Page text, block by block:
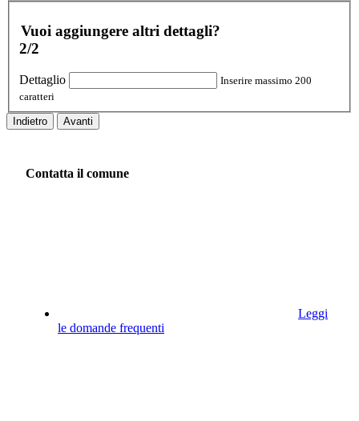
Vuoi aggiungere altri dettagli?
2/2
Dettaglio
Inserire massimo 200
caratteri
Indietro Avanti
Contatta il comune
Leggi
le domande frequenti